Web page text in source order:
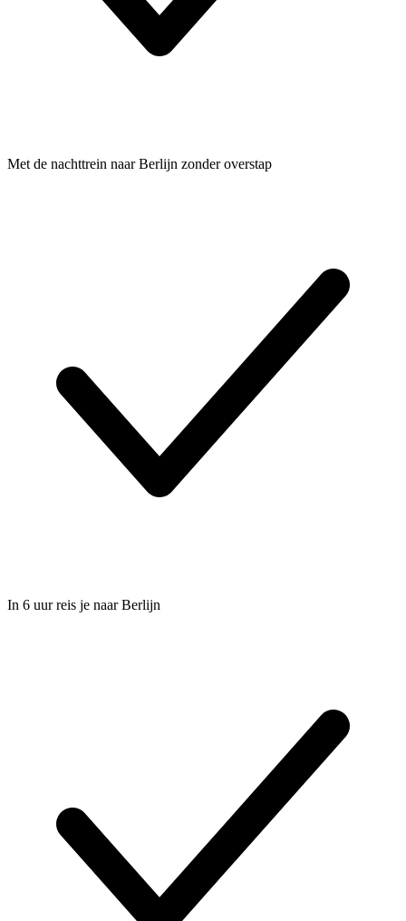
Met de nachttrein naar Berlijn zonder overstap
In 6 uur reis je naar Berlijn